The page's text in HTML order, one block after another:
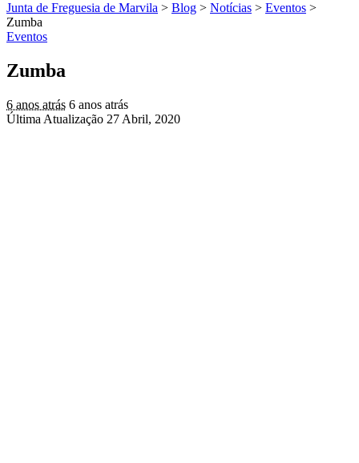
Junta de Freguesia de Marvila > Blog > Notícias > Eventos >
Zumba
Eventos
Zumba
6 anos atrás 6 anos atrás
Última Atualização 27 Abril, 2020